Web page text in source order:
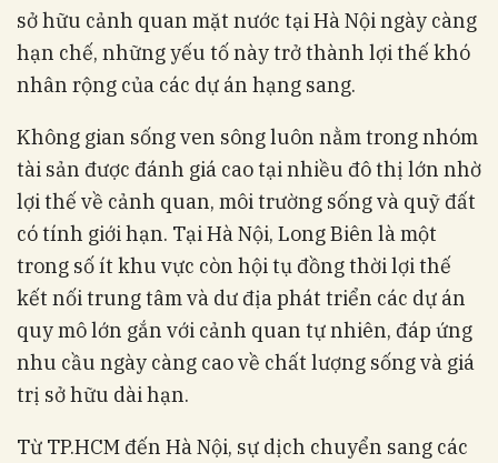
sở hữu cảnh quan mặt nước tại Hà Nội ngày càng
hạn chế, những yếu tố này trở thành lợi thế khó
nhân rộng của các dự án hạng sang.
Không gian sống ven sông luôn nằm trong nhóm
tài sản được đánh giá cao tại nhiều đô thị lớn nhờ
lợi thế về cảnh quan, môi trường sống và quỹ đất
có tính giới hạn. Tại Hà Nội, Long Biên là một
trong số ít khu vực còn hội tụ đồng thời lợi thế
kết nối trung tâm và dư địa phát triển các dự án
quy mô lớn gắn với cảnh quan tự nhiên, đáp ứng
nhu cầu ngày càng cao về chất lượng sống và giá
trị sở hữu dài hạn.
Từ TP.HCM đến Hà Nội, sự dịch chuyển sang các